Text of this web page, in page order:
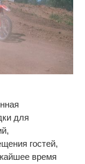
для
гостей,
время